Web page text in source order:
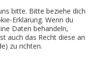
bitte. Bitte beziehe dich
Erklärung. Wenn du
Daten behandeln,
auch das Recht diese an
zu richten.